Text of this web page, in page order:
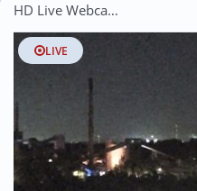
HD Live Webcams Dinslaken (Innenstadt)
LIVE